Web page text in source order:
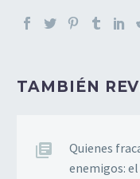
TAMBIÉN
Quienes
enemigos: